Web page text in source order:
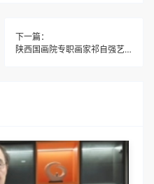
下一篇：
陕西国画院专职画家祁自强艺术作品欣赏